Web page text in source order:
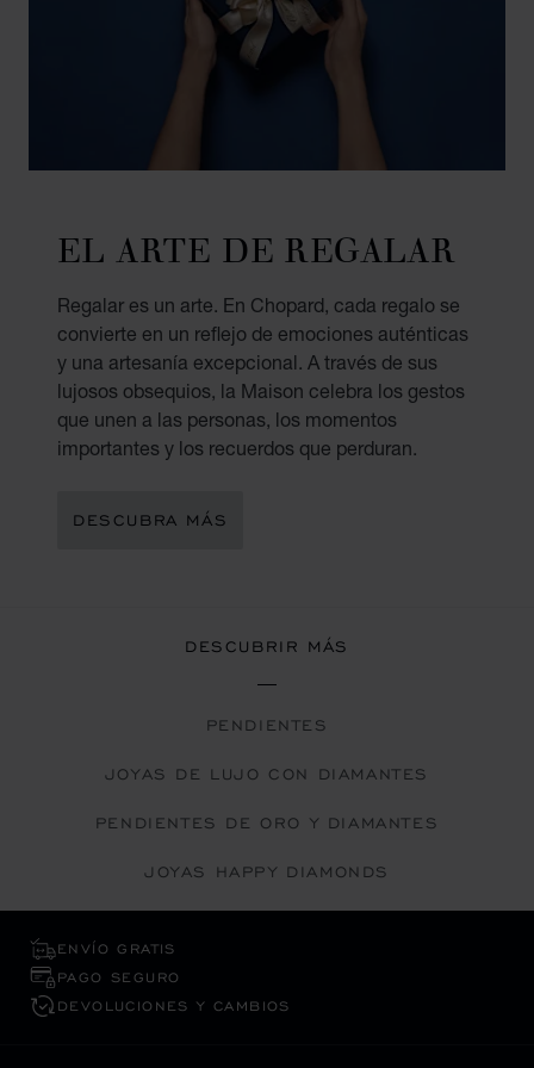
EL ARTE DE REGALAR
Regalar es un arte. En Chopard, cada regalo se
convierte en un reflejo de emociones auténticas
y una artesanía excepcional. A través de sus
lujosos obsequios, la Maison celebra los gestos
que unen a las personas, los momentos
importantes y los recuerdos que perduran.
DESCUBRA MÁS
DESCUBRIR MÁS
PENDIENTES
JOYAS DE LUJO CON DIAMANTES
PENDIENTES DE ORO Y DIAMANTES
JOYAS HAPPY DIAMONDS
ENVÍO GRATIS
PAGO SEGURO
DEVOLUCIONES Y CAMBIOS